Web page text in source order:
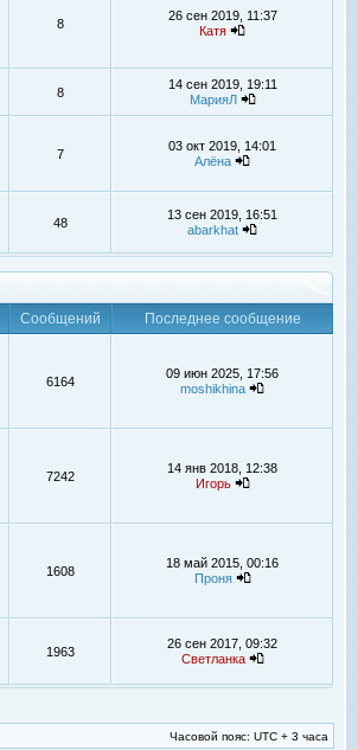
8
26 сен 2019, 11:37
Катя
8
14 сен 2019, 19:11
МарияЛ
7
03 окт 2019, 14:01
Алёна
48
13 сен 2019, 16:51
abarkhat
Сообщений
Последнее сообщение
6164
09 июн 2025, 17:56
moshikhina
7242
14 янв 2018, 12:38
Игорь
1608
18 май 2015, 00:16
Проня
1963
26 сен 2017, 09:32
Светланка
Часовой пояс: UTC + 3 часа